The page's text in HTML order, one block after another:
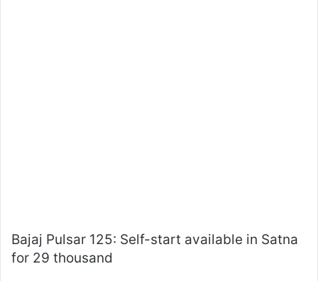
Bajaj Pulsar 125: Self-start available in Satna
for 29 thousand